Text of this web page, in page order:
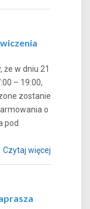
w dniu 21
– 19:00,
zostanie
o
pod
Czytaj więcej